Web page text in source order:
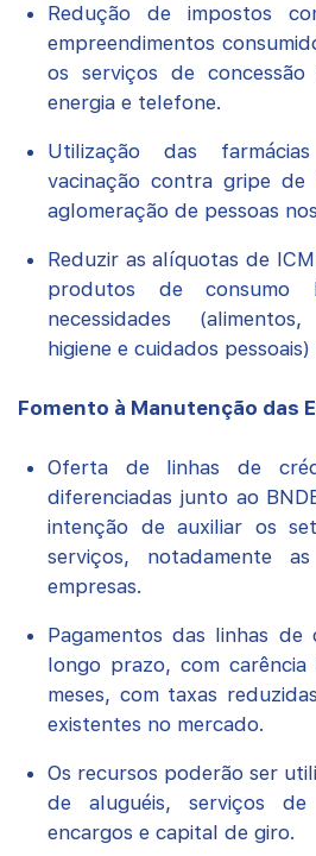
Redução de impostos
empreendimentos
os serviços de
energia e telefone.
Utilização das
vacinação contra gripe
aglomeração de pessoas
Reduzir as alíquotas de
produtos de consumo
necessidades
higiene e cuidados
Fomento à Manutenção das
Oferta de linhas de
diferenciadas junto ao
intenção de auxiliar os
serviços, notadamente
empresas.
Pagamentos das linhas de
longo prazo, com carência
meses, com taxas
existentes no mercado.
Os recursos poderão ser
de aluguéis, serviços de
encargos e capital de giro.